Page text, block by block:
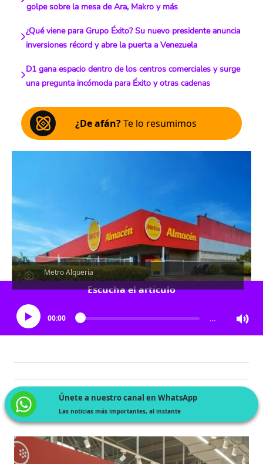
golpe sobre la mesa de Ara, Makro y más
¿Qué viene para Grupo Éxito? Su nuevo presidente anuncia
inversiones récord y abre la puerta a Venezuela
D1 gana espacio dentro de los centros comerciales y surge
una pregunta incómoda para Éxito y otras cadenas
¿De afán?Te lo resumimos
Metro Alquería
Escucha el artículo
00:00 …
Únete a nuestro canal en WhatsApp
Las noticias más importantes, al instante